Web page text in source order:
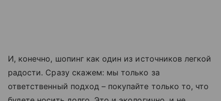
И, конечно, шопинг как один из источников легкой
радости. Сразу скажем: мы только за
ответственный подход – покупайте только то, что